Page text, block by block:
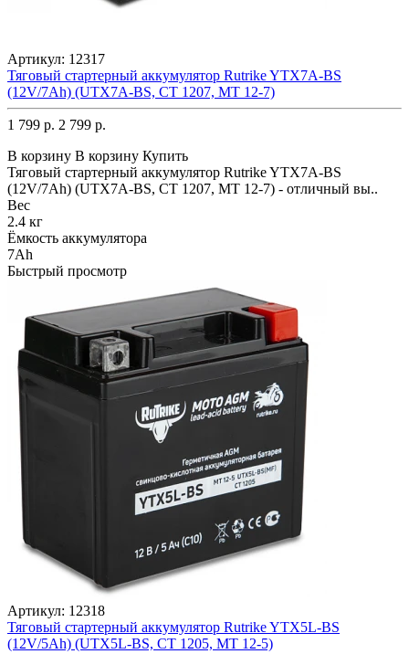
Артикул: 12317
Тяговый стартерный аккумулятор Rutrike YTX7A-BS
(12V/7Ah) (UTX7A-BS, CT 1207, MT 12-7)
1 799 р. 2 799 р.
В корзину В корзину Купить
Тяговый стартерный аккумулятор Rutrike YTX7A-BS
(12V/7Ah) (UTX7A-BS, CT 1207, MT 12-7) - отличный вы..
Вес
2.4 кг
Ёмкость аккумулятора
7Ah
Быстрый просмотр
Артикул: 12318
Тяговый стартерный аккумулятор Rutrike YTX5L-BS
(12V/5Ah) (UTX5L-BS, CT 1205, MT 12-5)